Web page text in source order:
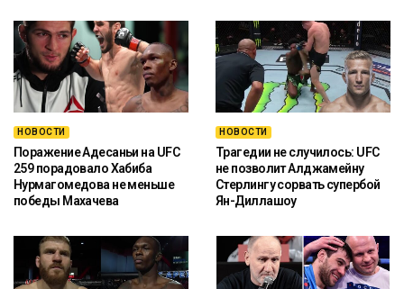
НОВОСТИ
Поражение Адесаньи на UFC
259 порадовало Хабиба
Нурмагомедова не меньше
победы Махачева
НОВОСТИ
Трагедии не случилось: UFC
не позволит Алджамейну
Стерлингу сорвать супербой
Ян-Диллашоу